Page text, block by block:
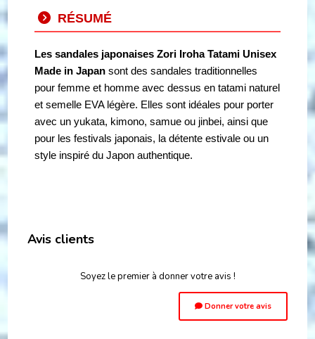
RÉSUMÉ
Les sandales japonaises Zori Iroha Tatami Unisex
Made in Japan sont des sandales traditionnelles
pour femme et homme avec dessus en tatami naturel
et semelle EVA légère. Elles sont idéales pour porter
avec un yukata, kimono, samue ou jinbei, ainsi que
pour les festivals japonais, la détente estivale ou un
style inspiré du Japon authentique.
Avis clients
Soyez le premier à donner votre avis !
Donner votre avis